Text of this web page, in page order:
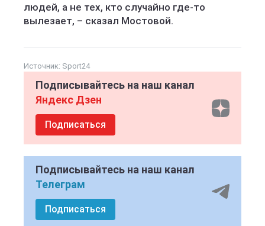
людей, а не тех, кто случайно где-то
вылезает, – сказал Мостовой.
Источник: Sport24
Подписывайтесь на наш канал
Яндекс Дзен
Подписаться
Подписывайтесь на наш канал
Телеграм
Подписаться